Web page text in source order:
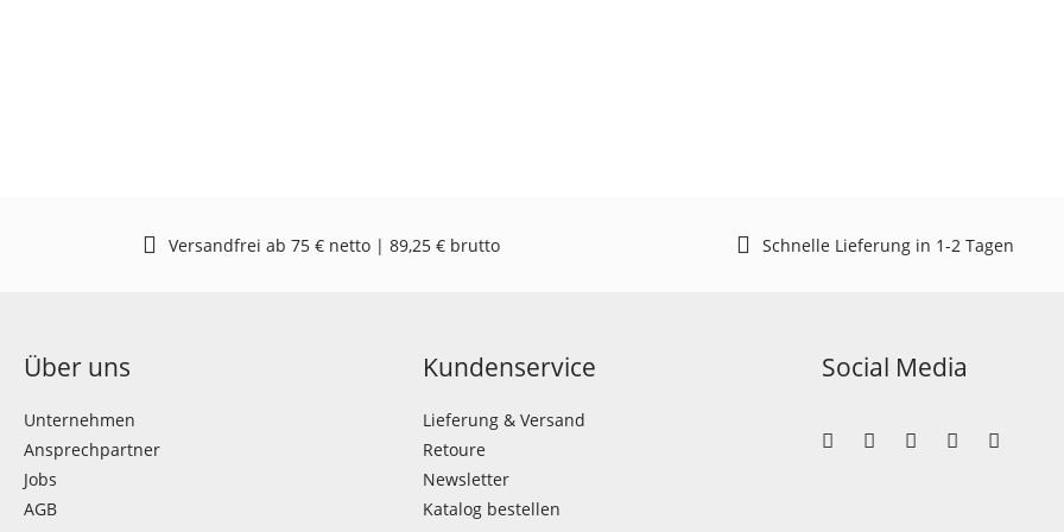
Versandfrei ab 75 € netto | 89,25 € brutto Schnelle Lieferung in 1-2 Tagen
Über uns
Unternehmen
Ansprechpartner
Jobs
AGB
Kundenservice
Lieferung & Versand
Retoure
Newsletter
Katalog bestellen
Social Media